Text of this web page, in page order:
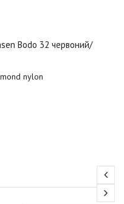
Bodo 32 червоний/
nylon